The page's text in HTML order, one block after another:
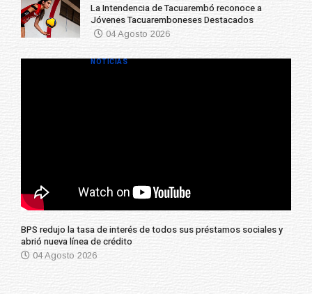
La Intendencia de Tacuarembó reconoce a
Jóvenes Tacuaremboneses Destacados
04 Agosto 2026
BPS redujo la tasa de interés de todos sus préstamos sociales y
abrió nueva línea de crédito
04 Agosto 2026
NOTICIAS